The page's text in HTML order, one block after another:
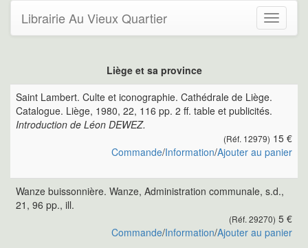
Toggle
Librairie Au Vieux Quartier
Liège et sa province
Saint Lambert. Culte et iconographie. Cathédrale de Liège.
Catalogue. Liège, 1980, 22, 116 pp. 2 ff. table et publicités.
Introduction de Léon DEWEZ.
(Réf. 12979) 15 €
Commande/Information/Ajouter au panier
Wanze buissonnière. Wanze, Administration communale, s.d.,
21, 96 pp., ill.
(Réf. 29270) 5 €
Commande/Information/Ajouter au panier